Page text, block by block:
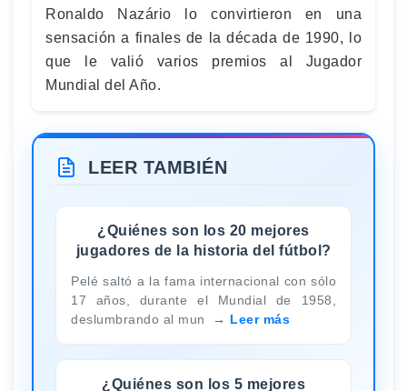
Ronaldo Nazário lo convirtieron en una
sensación a finales de la década de 1990, lo
que le valió varios premios al Jugador
Mundial del Año.
LEER TAMBIÉN
¿Quiénes son los 20 mejores
jugadores de la historia del fútbol?
Pelé saltó a la fama internacional con sólo
17 años, durante el Mundial de 1958,
deslumbrando al mun
Leer más
¿Quiénes son los 5 mejores